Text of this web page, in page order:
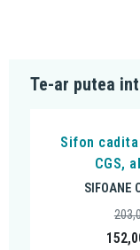
Te-ar putea
Sifon
CGS,
SIFOANE